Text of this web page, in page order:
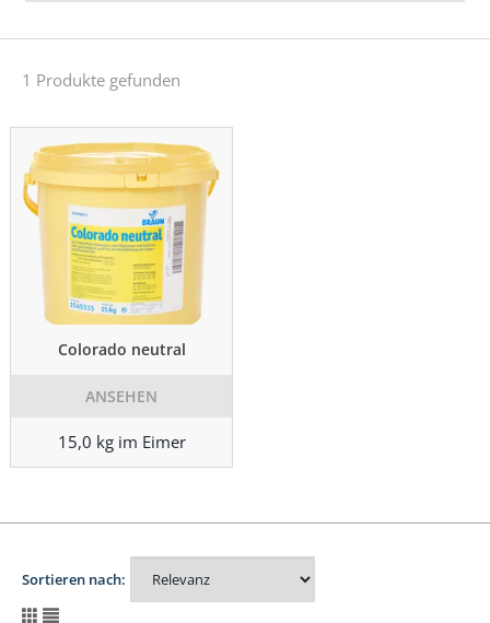
1 Produkte gefunden
Colorado neutral
ANSEHEN
15,0 kg im Eimer
Sortieren nach: